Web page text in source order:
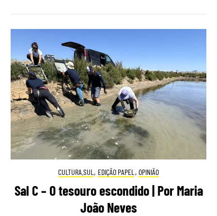
CULTURA.SUL , EDIÇÃO PAPEL , OPINIÃO
Sal C – O tesouro escondido | Por Maria
João Neves